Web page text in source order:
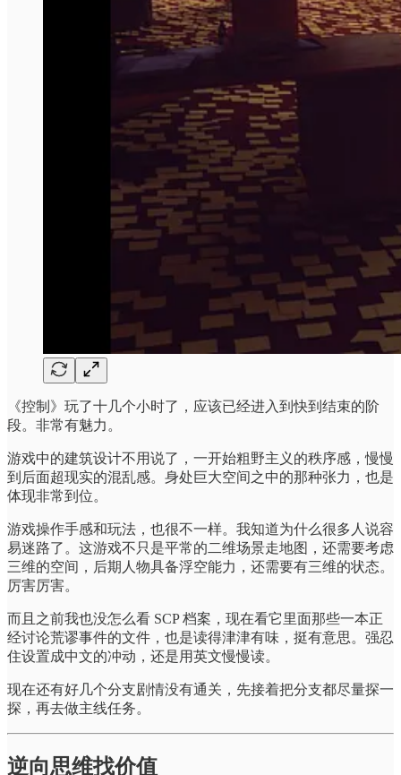
《控制》玩了十几个小时了，应该已经进入到快到结束的阶
段。非常有魅力。
游戏中的建筑设计不用说了，一开始粗野主义的秩序感，慢慢
到后面超现实的混乱感。身处巨大空间之中的那种张力，也是
体现非常到位。
游戏操作手感和玩法，也很不一样。我知道为什么很多人说容
易迷路了。这游戏不只是平常的二维场景走地图，还需要考虑
三维的空间，后期人物具备浮空能力，还需要有三维的状态。
厉害厉害。
而且之前我也没怎么看 SCP 档案，现在看它里面那些一本正
经讨论荒谬事件的文件，也是读得津津有味，挺有意思。强忍
住设置成中文的冲动，还是用英文慢慢读。
现在还有好几个分支剧情没有通关，先接着把分支都尽量探一
探，再去做主线任务。
逆向思维找价值